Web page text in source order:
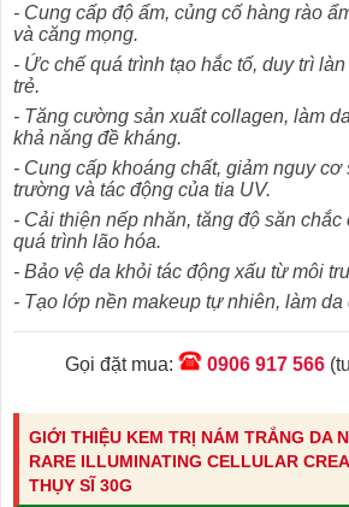
- Cung cấp độ ẩm, củng cố hàng rào
và căng mọng.
- Ức chế quá trình tạo hắc tố, duy trì
trẻ.
- Tăng cường sản xuất collagen, làm
khả năng đề kháng.
- Cung cấp khoáng chất, giảm nguy cơ
trường và tác động của tia UV.
- Cải thiện nếp nhăn, tăng độ săn chắc
quá trình lão hóa.
- Bảo vệ da khỏi tác động xấu từ môi
- Tạo lớp nền makeup tự nhiên, làm da
Gọi đặt mua: 0906 917 566
GIỚI THIỆU KEM TRỊ NÁM TRẮNG DA
RARE ILLUMINATING CELLULAR
THỤY SĨ 30G